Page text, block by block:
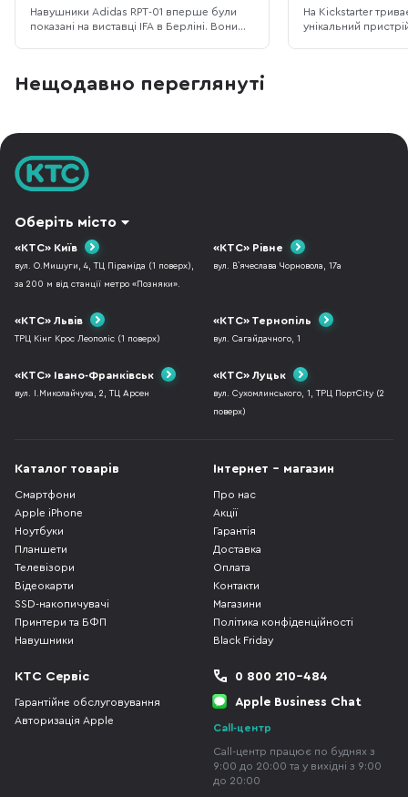
Навушники Adidas RPT-01 вперше були
показані на виставці IFA в Берліні. Вони
що спортивні бренди, які не
На Kickstarter
унікальний
Нещодавно переглянуті
Оберіть місто
«КТС» Київ
вул. О.Мишуги, 4, ТЦ Піраміда (1 поверх),
за 200 м від станції метро «Позняки».
«КТС» Рівне
вул. В`ячеслава Чорновола, 17а
«КТС» Львів
ТРЦ Кінг Крос Леополіс (1 поверх)
«КТС» Тернопіль
вул. Сагайдачного, 1
«КТС» Івано-Франківськ
вул. І.Миколайчука, 2, ТЦ Арсен
«КТС» Луцьк
вул. Сухомлинського, 1, ТРЦ ПортCity (2
поверх)
Каталог товарів
Смартфони
Apple iPhone
Ноутбуки
Планшети
Телевізори
Відеокарти
SSD-накопичувачі
Принтери та БФП
Навушники
Інтернет - магазин
Про нас
Акції
Гарантія
Доставка
Оплата
Контакти
Магазини
Політика конфіденційності
Black Friday
КТС Сервіс
Гарантійне обслуговування
Авторизація Apple
0 800 210-484
Apple Business Chat
Call-центр
Call-центр працює по буднях з
9:00 до 20:00 та у вихідні з 9:00
до 20:00